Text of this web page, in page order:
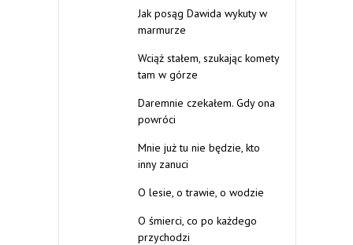
Jak posąg Dawida wykuty w
marmurze
Wciąż stałem, szukając komety
tam w górze
Daremnie czekałem. Gdy ona
powróci
Mnie już tu nie będzie, kto
inny zanuci
O lesie, o trawie, o wodzie
O śmierci, co po każdego
przychodzi